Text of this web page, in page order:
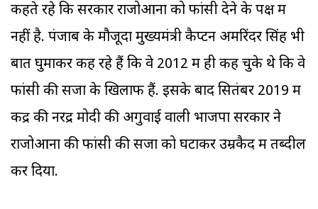
कहते रहे कि सरकार राजोआना को फांसी देने के पक्ष में
नहीं है. पंजाब के मौजूदा मुख्यमंत्री कैप्टन अमरिंदर सिंह भी
बात घुमाकर कह रहे हैं कि वे 2012 में ही कह चुके थे कि वे
फांसी की सजा के खिलाफ हैं. इसके बाद सितंबर 2019 में
केंद्र की नरेंद्र मोदी की अगुवाई वाली भाजपा सरकार ने
राजोआना की फांसी की सजा को घटाकर उम्रकैद में तब्दील
कर दिया.